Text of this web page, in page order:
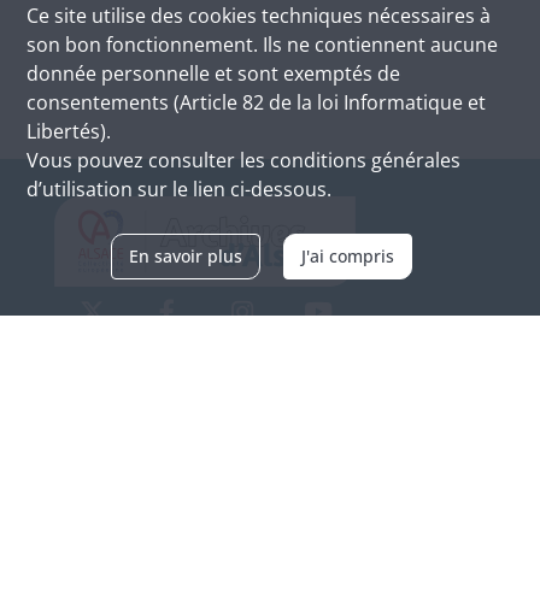
Ce site utilise des cookies techniques nécessaires à
son bon fonctionnement. Ils ne contiennent aucune
donnée personnelle et sont exemptés de
consentements (Article 82 de la loi Informatique et
Libertés).
Vous pouvez consulter les conditions générales
d’utilisation sur le lien ci-dessous.
En savoir plus J'ai compris